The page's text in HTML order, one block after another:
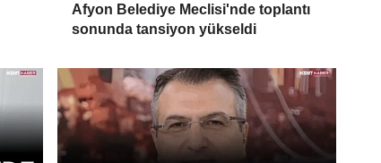
Afyon Belediye Meclisi'nde toplantı
sonunda tansiyon yükseldi